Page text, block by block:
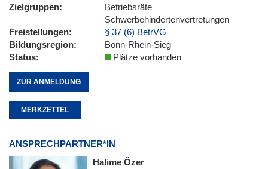
Zielgruppen
Betriebsräte
Schwerbehindertenvertretungen
Freistellungen
§ 37 (6) BetrVG
Bildungsregion
Bonn-Rhein-Sieg
Status
Plätze vorhanden
ZUR ANMELDUNG
MERKZETTEL
ANSPRECHPARTNER*IN
Halime Özer